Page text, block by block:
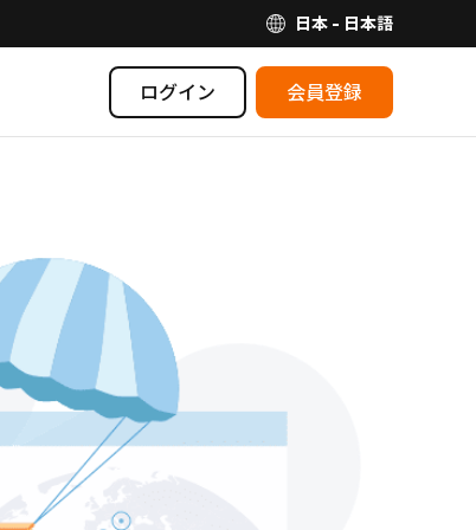
日本 - 日本語
ログイン 会員登録